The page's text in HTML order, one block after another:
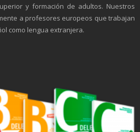
y formación de adultos. Nuestros
a profesores europeos que trabajan
como lengua extranjera.